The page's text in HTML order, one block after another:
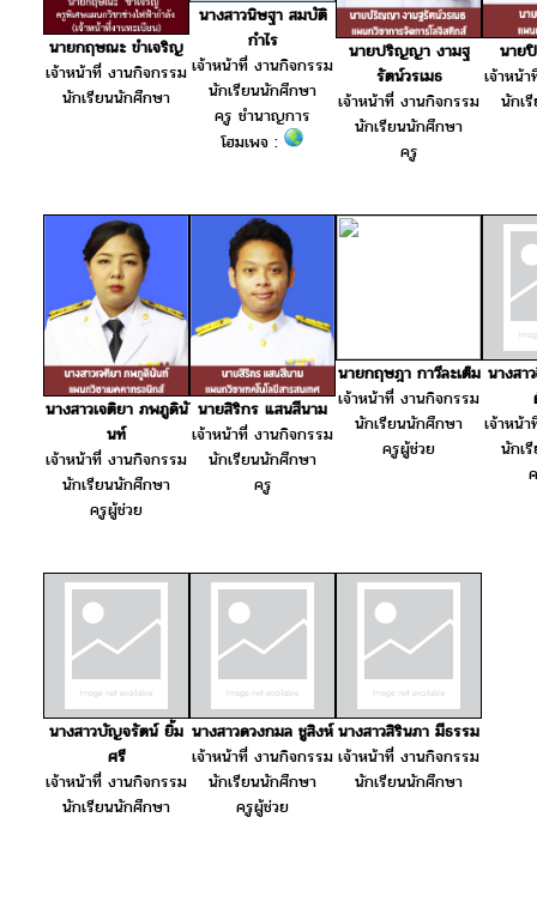
นายกฤษณะ ขำเจริญ
เจ้าหน้าที่ งานกิจกรรม
นักเรียนนักศึกษา
นางสาวนิษฐา สมบัติ
กำไร
เจ้าหน้าที่ งานกิจกรรม
นักเรียนนักศึกษา
ครู ชำนาญการ
โฮมเพจ :
นายปริญญา งามฐ
รัตน์วรเมธ
เจ้าหน้าที่ งานกิจกรรม
นักเรียนนักศึกษา
ครู
นาย
เจ้าหน้
นักเ
นางสาวเจติยา ภพภูดินั
นท์
เจ้าหน้าที่ งานกิจกรรม
นักเรียนนักศึกษา
ครูผู้ช่วย
นายสิริกร แสนสีนาม
เจ้าหน้าที่ งานกิจกรรม
นักเรียนนักศึกษา
ครู
นายกฤษฎา กาวีละเต็ม
เจ้าหน้าที่ งานกิจกรรม
นักเรียนนักศึกษา
ครูผู้ช่วย
นางสา
เจ้าหน้
นักเ
นางสาวบัญจรัตน์ ยิ้ม
ศรี
เจ้าหน้าที่ งานกิจกรรม
นักเรียนนักศึกษา
นางสาวดวงกมล ชูสิงห์
เจ้าหน้าที่ งานกิจกรรม
นักเรียนนักศึกษา
ครูผู้ช่วย
นางสาวสิรินภา มีธรรม
เจ้าหน้าที่ งานกิจกรรม
นักเรียนนักศึกษา